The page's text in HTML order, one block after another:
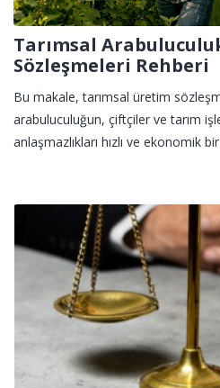
Tarımsal
Sözleşmeleri Rehberi
Bu makale, tarımsal üretim
arabuluculuğun, çiftçiler ve tarım
anlaşmazlıkları hızlı ve ekonomik
vurgulamaktadır. Tarım
seçiminin önemi ele alınmaktadır.